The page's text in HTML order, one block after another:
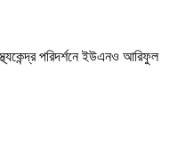
পরিদর্শনে ইউএনও আরিফুল